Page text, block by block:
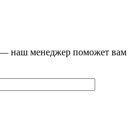
— наш менеджер поможет вам